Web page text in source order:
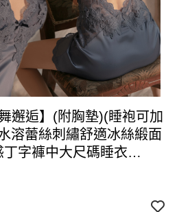
邂逅】(附胸墊)(睡袍可加
溶蕾絲刺繡舒適冰絲緞面
字褲中大尺碼睡衣
斯 平價睡衣